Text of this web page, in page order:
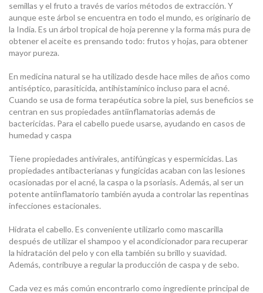
semillas y el fruto a través de varios métodos de extracción. Y
aunque este árbol se encuentra en todo el mundo, es originario de
la India. Es un árbol tropical de hoja perenne y la forma más pura de
obtener el aceite es prensando todo: frutos y hojas, para obtener
mayor pureza.
En medicina natural se ha utilizado desde hace miles de años como
antiséptico, parasiticida, antihistamínico incluso para el acné.
Cuando se usa de forma terapéutica sobre la piel, sus beneficios se
centran en sus propiedades antiinflamatorias además de
bactericidas. Para el cabello puede usarse, ayudando en casos de
humedad y caspa
Tiene propiedades antivirales, antifúngicas y espermicidas. Las
propiedades antibacterianas y fungicidas acaban con las lesiones
ocasionadas por el acné, la caspa o la psoriasis. Además, al ser un
potente antiinflamatorio también ayuda a controlar las repentinas
infecciones estacionales.
Hidrata el cabello. Es conveniente utilizarlo como mascarilla
después de utilizar el shampoo y el acondicionador para recuperar
la hidratación del pelo y con ella también su brillo y suavidad.
Además, contribuye a regular la producción de caspa y de sebo.
Cada vez es más común encontrarlo como ingrediente principal de